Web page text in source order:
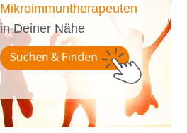
Mikroimmuntherapeuten
in Deiner Nähe